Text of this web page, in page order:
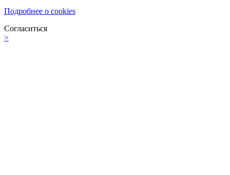
Подробнее о cookies
Согласиться
>